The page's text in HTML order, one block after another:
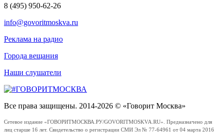
8 (495) 950-62-26
info@govoritmoskva.ru
Реклама на радио
Города вещания
Наши слушатели
Все права защищены. 2014-2026 © «Говорит Москва»
Сетевое издание «ГОВОРИТМОСКВА.РУ/GOVORITMOSKVA.RU». Предназначено для
лиц старше 16 лет. Свидетельство о регистрации СМИ Эл № 77-64961 от 04 марта 2016